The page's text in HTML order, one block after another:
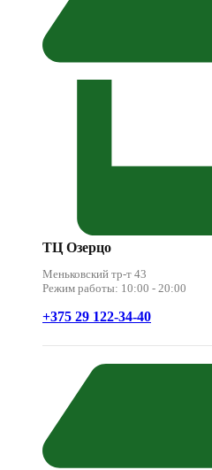
ТЦ Озерцо
Меньковский тр-т 43
Режим работы: 10:00 - 20:00
+375 29 122-34-40